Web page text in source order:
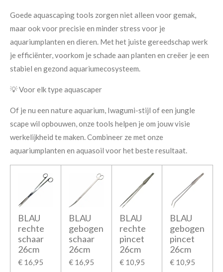
Goede aquascaping tools zorgen niet alleen voor gemak,
maar ook voor precisie en minder stress voor je
aquariumplanten en dieren. Met het juiste gereedschap werk
je efficiënter, voorkom je schade aan planten en creëer je een
stabiel en gezond aquariumecosysteem.
💡 Voor elk type aquascaper
Of je nu een nature aquarium, Iwagumi-stijl of een jungle
scape wil opbouwen, onze tools helpen je om jouw visie
werkelijkheid te maken. Combineer ze met onze
aquariumplanten en aquasoil voor het beste resultaat.
BLAU
rechte
schaar
26cm
€ 16,95
BLAU
gebogen
schaar
26cm
€ 16,95
BLAU
rechte
pincet
26cm
€ 10,95
BLAU
gebogen
pincet
26cm
€ 10,95